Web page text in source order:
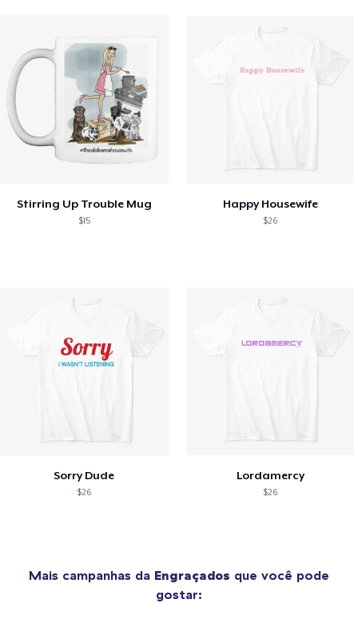
Stirring Up Trouble Mug
$15
Happy Housewife
$26
Sorry Dude
$26
Lordamercy
$26
Mais campanhas da Engraçados que você pode
gostar: